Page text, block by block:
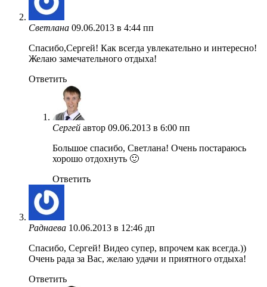
Светлана 09.06.2013 в 4:44 пп
Спасибо,Сергей! Как всегда увлекательно и интересно!
Желаю замечательного отдыха!
Ответить
Сергей автор 09.06.2013 в 6:00 пп
Большое спасибо, Светлана! Очень постараюсь
хорошо отдохнуть 🙂
Ответить
Раднаева 10.06.2013 в 12:46 дп
Спасибо, Сергей! Видео супер, впрочем как всегда.))
Очень рада за Вас, желаю удачи и приятного отдыха!
Ответить